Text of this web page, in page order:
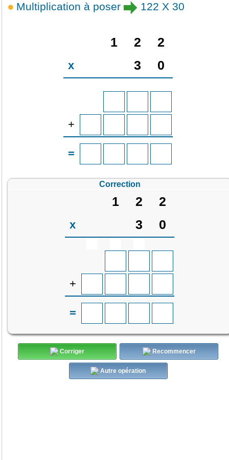
Multiplication à poser 122 X 30
1 2 2
x 3 0
+
=
Correction
1 2 2
x 3 0
+
=
Corriger Recommencer
Autre opération